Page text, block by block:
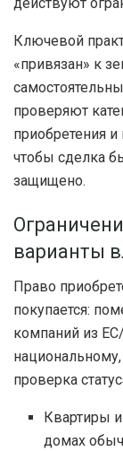
Ключевой
«привязан» к
проверяют
приобретения
чтобы сделка
защищено.
варианты
Право
покупается:
компаний из
проверка
Квартиры
домах